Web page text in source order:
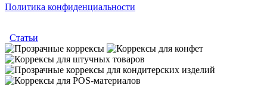
Политика конфиденциальности
Статьи